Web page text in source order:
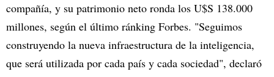
compañía, y su patrimonio neto ronda los U$S 138.000
millones, según el último ránking Forbes. "Seguimos
construyendo la nueva infraestructura de la inteligencia,
que será utilizada por cada país y cada sociedad", declaró